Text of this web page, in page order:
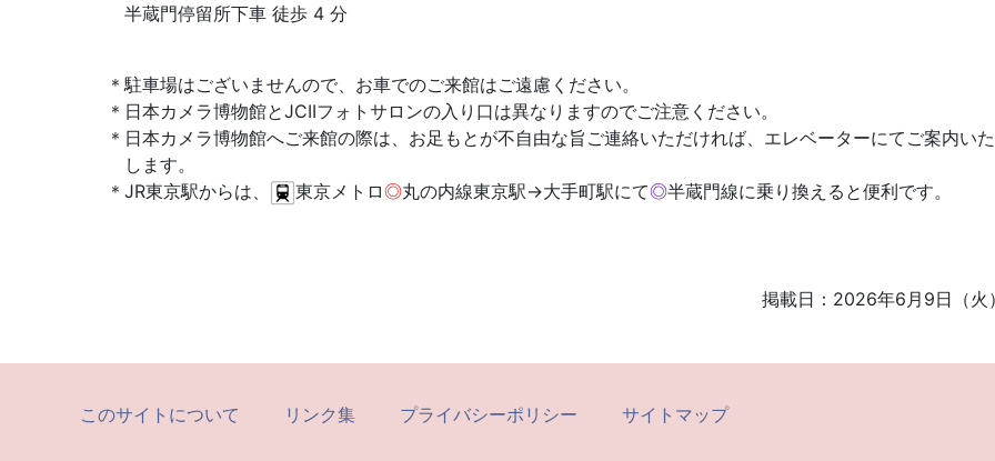
半蔵門停留所下車 徒歩 4 分
駐車場はございませんので、お車でのご来館はご遠慮ください。
日本カメラ博物館とJCIIフォトサロンの入り口は異なりますのでご注意ください。
日本カメラ博物館へご来館の際は、お足もとが不自由な旨ご連絡いただければ、エレベーターにてご案内いた
します。
JR東京駅からは、
東京メトロ◎丸の内線東京駅→大手町駅にて◎半蔵門線に乗り換えると便利です。
掲載日：2026年6月9日（火
このサイトについて リンク集 プライバシーポリシー サイトマップ